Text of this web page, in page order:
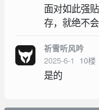
面对如此强
存，就绝不
祈雪听风吟
2025-6-1 10楼
是的